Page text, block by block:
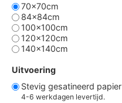
70x70cm
84x84cm
100x100cm
120x120cm
140x140cm
Uitvoering
Stevig gesatineerd papier
4-6 werkdagen levertijd.